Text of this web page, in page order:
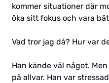
kommer situationer där
öka sitt fokus och vara
Vad tror jag då? Hur var
Han kände väl något.
på allvar. Han var